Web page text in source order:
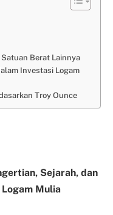
Berat Lainnya
Investasi Logam
Troy Ounce
Sejarah, dan
Mulia